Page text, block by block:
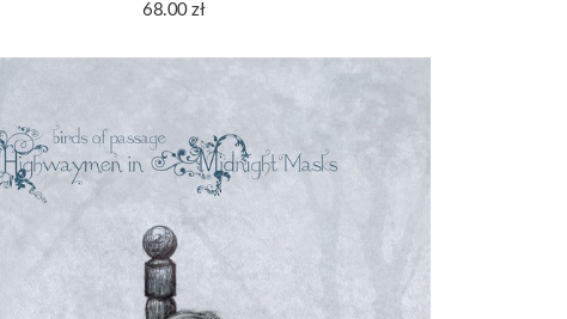
68.00zł